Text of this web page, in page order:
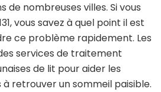
de nombreuses villes. Si vous
vous savez à quel point il est
ce problème rapidement. Les
services de traitement
de lit pour aider les
à retrouver un sommeil paisible.